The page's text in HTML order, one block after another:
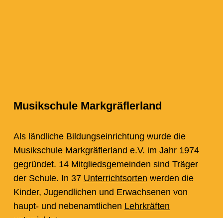
Musikschule Markgräflerland
Als ländliche Bildungseinrichtung wurde die
Musikschule Markgräflerland e.V. im Jahr 1974
gegründet. 14 Mitgliedsgemeinden sind Träger
der Schule. In 37 Unterrichtsorten werden die
Kinder, Jugendlichen und Erwachsenen von
haupt- und nebenamtlichen Lehrkräften